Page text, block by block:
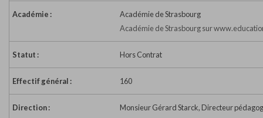
Académie :
Académie de Strasbourg
Académie de Strasbourg sur
Statut : Hors Contrat
Effectif général : 160
Direction : Monsieur Gérard Starck, Directeur